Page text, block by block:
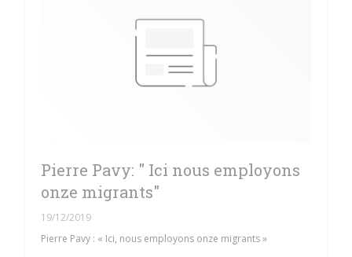
Pierre Pavy: " Ici nous employons
onze migrants"
19/12/2019
Pierre Pavy : « Ici, nous employons onze migrants »